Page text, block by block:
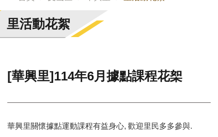
臺
北
市
門
整
檢
索
里活動花絮
[華興里]114年6月據點課程花桇
華興里關懷據點運動課程有益身心, 歡迎里民多多參與.